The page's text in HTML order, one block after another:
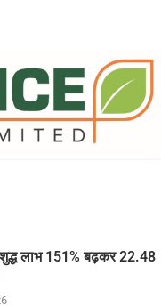
लाभ 151% बढ़कर 22.48